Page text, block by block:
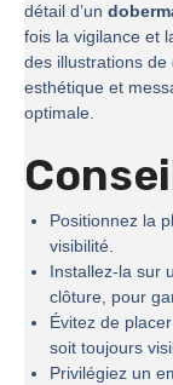
détail d’un
fois la vigilance et
des illustrations
esthétique et
optimale.
Positionnez la
visibilité.
Installez-la sur
clôture, pour
Évitez de
soit toujours
Privilégiez un